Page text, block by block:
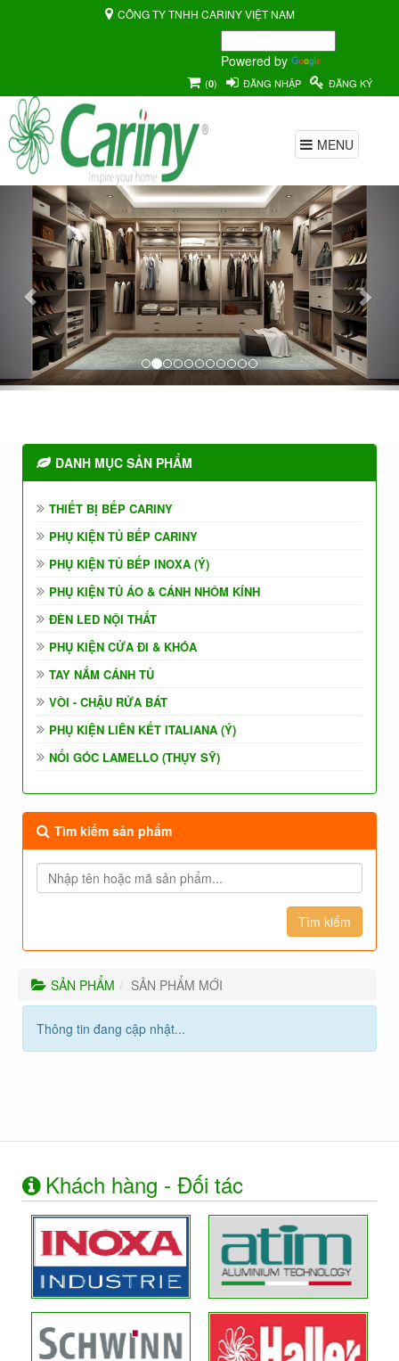
CÔNG TY TNHH CARINY VIỆT NAM
Powered by
(0) ĐĂNG NHẬP ĐĂNG KÝ
MENU
Previous
DANH MỤC SẢN PHẨM
THIẾT BỊ BẾP CARINY
PHỤ KIỆN TỦ BẾP CARINY
PHỤ KIỆN TỦ BẾP INOXA (Ý)
PHỤ KIỆN TỦ ÁO & CÁNH NHÔM KÍNH
ĐÈN LED NỘI THẤT
PHỤ KIỆN CỬA ĐI & KHÓA
TAY NẮM CÁNH TỦ
VÒI - CHẬU RỬA BÁT
PHỤ KIỆN LIÊN KẾT ITALIANA (Ý)
NỐI GÓC LAMELLO (THỤY SỸ)
Tìm kiếm sản phẩm
SẢN PHẨM SẢN PHẨM MỚI
Thông tin đang cập nhật...
Khách hàng - Đối tác